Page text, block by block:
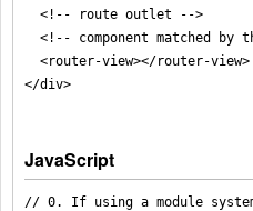
  <!-- route outlet -->
<!-- component matched by
  <router-view></router-view>
JavaScript
// 0. If using a module